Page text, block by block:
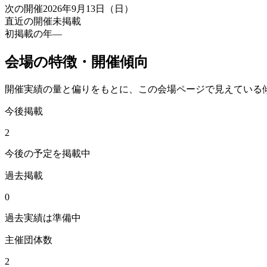
次の開催2026年9月13日（日）
直近の開催未掲載
初掲載の年—
会場の特徴・開催傾向
開催実績の量と偏りをもとに、この会場ページで見えている
今後掲載
2
今後の予定を掲載中
過去掲載
0
過去実績は準備中
主催団体数
2